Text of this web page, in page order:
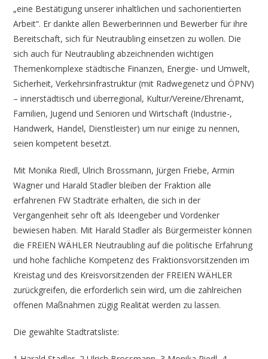
„eine Bestätigung unserer inhaltlichen und sachorientierten
Arbeit“. Er dankte allen Bewerberinnen und Bewerber für ihre
Bereitschaft, sich für Neutraubling einsetzen zu wollen. Die
sich auch für Neutraubling abzeichnenden wichtigen
Themenkomplexe städtische Finanzen, Energie- und Umwelt,
Sicherheit, Verkehrsinfrastruktur (mit Radwegenetz und ÖPNV)
– innerstädtisch und überregional, Kultur/Vereine/Ehrenamt,
Familien, Jugend und Senioren und Wirtschaft (Industrie-,
Handwerk, Handel, Dienstleister) um nur einige zu nennen,
seien kompetent besetzt.
Mit Monika Riedl, Ulrich Brossmann, Jürgen Friebe, Armin
Wagner und Harald Stadler bleiben der Fraktion alle
erfahrenen FW Stadträte erhalten, die sich in der
Vergangenheit sehr oft als Ideengeber und Vordenker
bewiesen haben. Mit Harald Stadler als Bürgermeister können
die FREIEN WÄHLER Neutraubling auf die politische Erfahrung
und hohe fachliche Kompetenz des Fraktionsvorsitzenden im
Kreistag und des Kreisvorsitzenden der FREIEN WÄHLER
zurückgreifen, die erforderlich sein wird, um die zahlreichen
offenen Maßnahmen zügig Realität werden zu lassen.
Die gewählte Stadtratsliste: